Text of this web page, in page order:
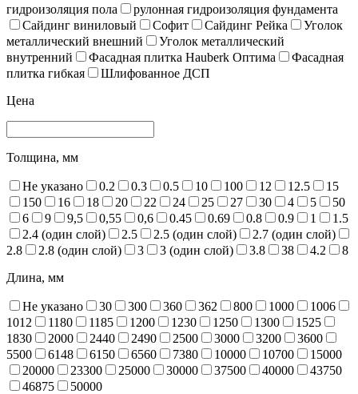
гидроизоляция пола
рулонная гидроизоляция фундамента
Сайдинг виниловый
Софит Сайдинг Рейка
Уголок
металлический внешний
Уголок металлический
внутренний
Фасадная плитка Hauberk Оптима
Фасадная
плитка гибкая
Шлифованное ДСП
Цена
Толщина, мм
Не указано 0.2 0.3 0.5 10 100 12 12.5
15
150
16 18 20 22 24 25 27 30 4 5
50
6
9 9,5 0,55 0,6 0.45 0.69 0.8 0.9 1
1.5
2.4 (один слой)
2.5 2.5 (один слой)
2.7 (один слой)
2.8
2.8 (один слой) 3 3 (один слой) 3.8 38 4.2
8
Длина, мм
Не указано 30 300 360 362 800 1000
1006
1012
1180 1185 1200 1230 1250 1300
1525
1830
2000 2440 2490 2500 3000 3200
3600
5500
6148 6150 6560 7380 10000 10700
15000
20000
23300 25000 30000 37500 40000
43750
46875
50000